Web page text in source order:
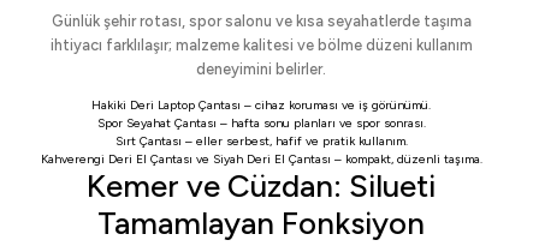
Günlük şehir rotası, spor salonu ve kısa seyahatlerde taşıma
ihtiyacı farklılaşır; malzeme kalitesi ve bölme düzeni kullanım
deneyimini belirler.
Hakiki Deri Laptop Çantası – cihaz koruması ve iş görünümü.
Spor Seyahat Çantası – hafta sonu planları ve spor sonrası.
Sırt Çantası – eller serbest, hafif ve pratik kullanım.
Kahverengi Deri El Çantası ve Siyah Deri El Çantası – kompakt, düzenli taşıma.
Kemer ve Cüzdan: Silueti
Tamamlayan Fonksiyon